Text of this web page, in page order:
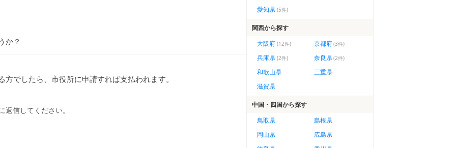
か？
でしたら、市役所に申請すれば支払われます。
信してください。
愛知県 (5件)
関西から探す
大阪府 (12件) 京都府(3件)
兵庫県 (2件) 奈良県(2件)
和歌山県
三重県
滋賀県
中国・四国から探す
鳥取県
島根県
岡山県
広島県